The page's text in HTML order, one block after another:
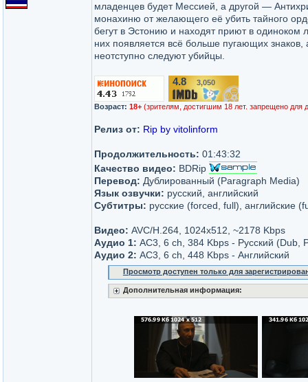
младенцев будет Мессией, а другой —
монахиню от желающего её убить тайного
бегут в Эстонию и находят приют в одиноком
них появляется всё больше пугающих знаков,
неотступно следуют убийцы.
4.8 3,050
Возраст: 18+ (зрителям, достигшим 18 лет. запрещено для
Релиз от: Rip by vitolinform
Продолжительность: 01:43:32
Качество видео: BDRip
Перевод: Дублированный (Paragraph Media)
Язык озвучки: русский, английский
Субтитры: русские (forced, full), английские
Видео: AVC/H.264, 1024x512, ~2178 Kbps
Аудио 1: AC3, 6 ch, 384 Kbps - Русский (Dub,
Аудио 2: AC3, 6 ch, 448 Kbps - Английский
Просмотр доступен только для
Дополнительная информация: